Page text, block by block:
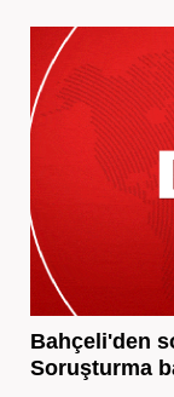
Bahçeli'den
Soruşturma